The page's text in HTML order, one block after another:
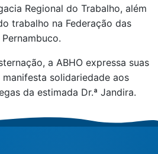
Regional do Trabalho, além
trabalho na Federação das
a ABHO expressa suas
solidariedade aos
da estimada Dr.ª Jandira.